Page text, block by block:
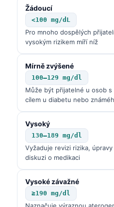
Žádoucí
<100 mg/dL
Pro mnoho dospělých
vysokým rizikem míří níž
Mírně zvýšené
100–129 mg/dl
Může být přijatelné u osob s
cílem u diabetu nebo
Vysoký
130–189 mg/dl
Vyžaduje revizi rizika,
diskuzi o medikaci
Vysoké závažné
≥190 mg/dl
Naznačuje výraznou